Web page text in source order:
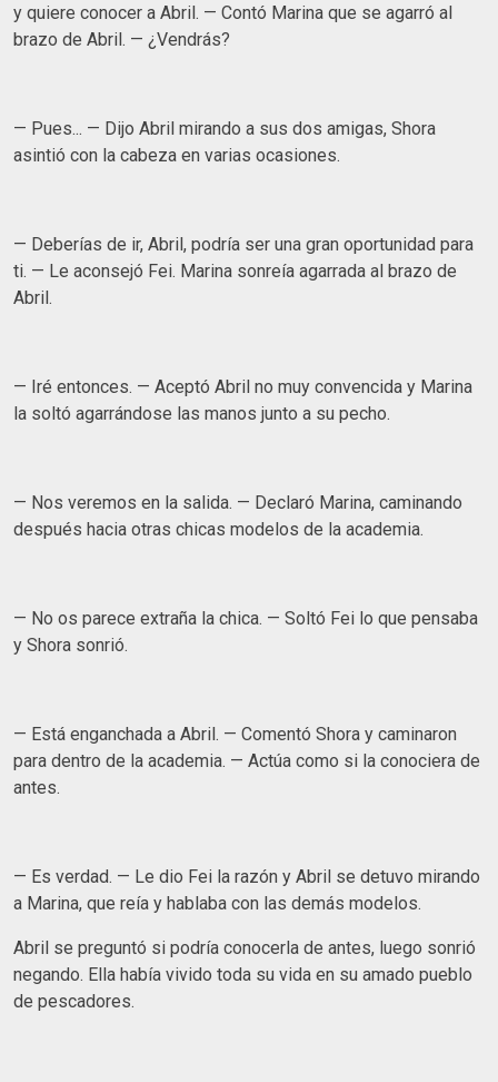
y quiere conocer a Abril. — Contó Marina que se agarró al
brazo de Abril. — ¿Vendrás?
— Pues... — Dijo Abril mirando a sus dos amigas, Shora
asintió con la cabeza en varias ocasiones.
— Deberías de ir, Abril, podría ser una gran oportunidad para
ti. — Le aconsejó Fei. Marina sonreía agarrada al brazo de
Abril.
— Iré entonces. — Aceptó Abril no muy convencida y Marina
la soltó agarrándose las manos junto a su pecho.
— Nos veremos en la salida. — Declaró Marina, caminando
después hacia otras chicas modelos de la academia.
— No os parece extraña la chica. — Soltó Fei lo que pensaba
y Shora sonrió.
— Está enganchada a Abril. — Comentó Shora y caminaron
para dentro de la academia. — Actúa como si la conociera de
antes.
— Es verdad. — Le dio Fei la razón y Abril se detuvo mirando
a Marina, que reía y hablaba con las demás modelos.
Abril se preguntó si podría conocerla de antes, luego sonrió
negando. Ella había vivido toda su vida en su amado pueblo
de pescadores.